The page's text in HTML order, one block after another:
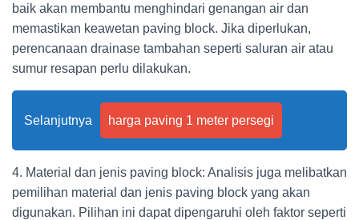
baik akan membantu menghindari genangan air dan
memastikan keawetan paving block. Jika diperlukan,
perencanaan drainase tambahan seperti saluran air atau
sumur resapan perlu dilakukan.
Selanjutnya harga paving 1 meter persegi
4. Material dan jenis paving block: Analisis juga melibatkan
pemilihan material dan jenis paving block yang akan
digunakan. Pilihan ini dapat dipengaruhi oleh faktor seperti